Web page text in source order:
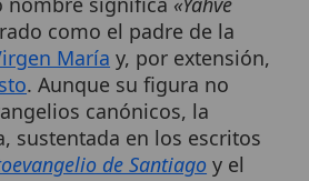
María y, por extensión,
. Aunque su figura no
canónicos, la
en los escritos
de Santiagoy el
of Mary, ha desarrollado
ha pasado de laIglesia